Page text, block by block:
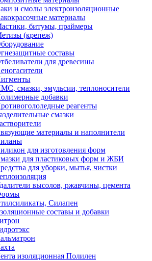
и смолы электроизоляционные
материалы
битумы, праймеры
(крепеж)
составы
для древесины
смазки, эмульсии, теплоносители
добавки
реагенты
смазки
материалы и наполнители
для изготовления форм
для пластиковых форм и ЖБИ
для уборки, мытья, чистки
высолов, ржавчины, цемента
Силапен
составы и добавки
изоляционная Полилен